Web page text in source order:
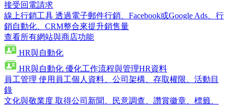
接受回電請求
線上行銷工具 透過電子郵件行銷、Facebook或Google Ads、行
銷自動化、CRM整合來提升銷售量
查看所有網站與商店功能
HR與自動化
HR與自動化 優化工作流程與管理HR資料
員工管理 使用員工個人資料、公司架構、存取權限、活動目
錄
文化與敬業度 取得公司新聞、民意調查、讚賞徽章、標籤、